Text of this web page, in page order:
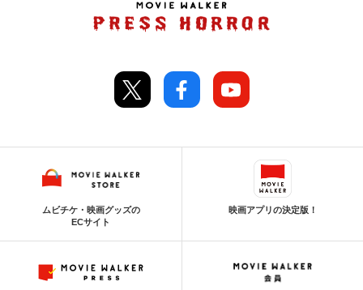
ムビチケ・映画グッズの
ECサイト
映画アプリの決定版！